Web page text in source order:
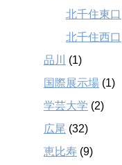
北千住東口
北千住西口
品川
(1)
国際展示場 (1)
学芸大学 (2)
広尾 (32)
恵比寿 (9)